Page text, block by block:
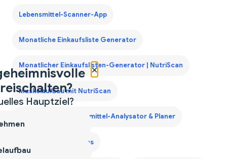
Lebensmittel-Scanner-App
Monatliche Einkaufsliste Generator
Monatlicher Einkaufslisten-Generator | NutriScan
Muskelaufbau mit NutriScan
Nahrungsergänzungsmittel-Analysator & Planer
NutriScan für Diabetes
×
Hauptziel?